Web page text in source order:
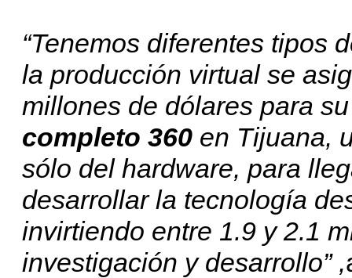
“Tenemos diferentes tipos
la producción virtual se
millones de dólares para
completo 360 en Tijuana,
sólo del hardware, para
desarrollar la tecnología
invirtiendo entre 1.9 y 2.1
investigación y desarrollo” ,